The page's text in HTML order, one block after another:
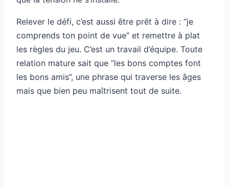
Relever le défi, c’est aussi être prêt à dire : “je
comprends ton point de vue” et remettre à plat
les règles du jeu. C’est un travail d’équipe. Toute
relation mature sait que “les bons comptes font
les bons amis”, une phrase qui traverse les âges
mais que bien peu maîtrisent tout de suite.